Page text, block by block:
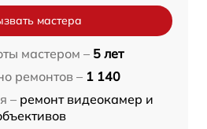
мастера
мастером – 5 лет
ремонтов – 1 140
– ремонт видеокамер и